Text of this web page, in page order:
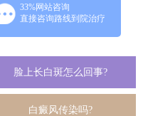
33%网站咨询
直接咨询路线到院治疗
脸上长白斑怎么回事?
白癜风传染吗?